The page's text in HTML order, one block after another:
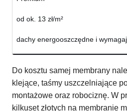
od ok. 13 zł/m²
dachy energooszczędne i
Do kosztu samej membrany
klejące, taśmy uszczelniające
montażowe oraz robociznę. W
kilkuset złotych na membranie